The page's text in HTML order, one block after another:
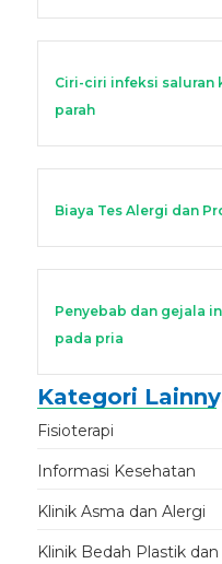
Ciri-ciri infeksi saluran
parah
Biaya Tes Alergi dan
Penyebab dan gejala
pada pria
Kategori
Fisioterapi
Informasi Kesehatan
Klinik Asma dan Alergi
Klinik Bedah Plastik